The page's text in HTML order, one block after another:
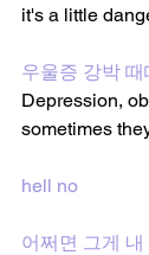
it's a little
우울증 강박
Depression,
sometimes
hell no
어쩌면 그게